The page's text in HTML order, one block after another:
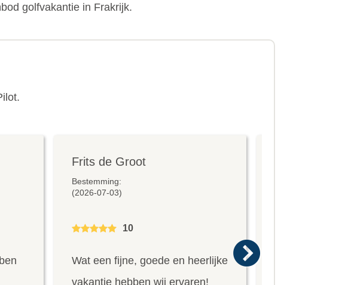
golfvakantie in Frakrijk.
Frits de Groot
Bestemming:
(2026-07-03)
10
Wat een fijne, goede en heerlijke
vakantie hebben wij ervaren!